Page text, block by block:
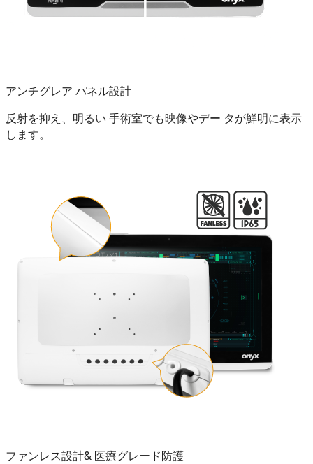
アンチグレア パネル設計
反射を抑え、明るい 手術室でも映像やデー タが鮮明に表示
します。
ファンレス設計& 医療グレード防護